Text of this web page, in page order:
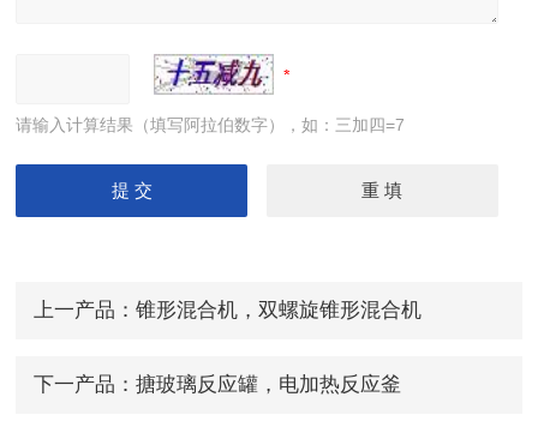
请输入计算结果（填写阿拉伯数字），如：三加四=7
上一产品： 锥形混合机，双螺旋锥形混合机
下一产品： 搪玻璃反应罐，电加热反应釜